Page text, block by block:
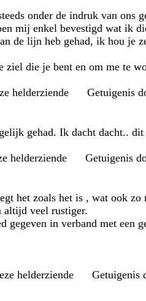
onder de indruk van
mij enkel bevestigd wat ik
de lijn heb gehad, ik hou je
ziel die je bent en om me te
Getuigenis
gehad. Ik dacht dacht..
Getuigenis
het zoals het is , wat ook
altijd veel rustiger.
gegeven in verband met een
Getuigenis